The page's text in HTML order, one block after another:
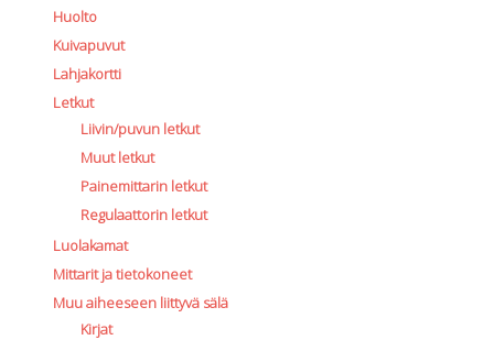
Huolto
Kuivapuvut
Lahjakortti
Letkut
Liivin/puvun letkut
Muut letkut
Painemittarin letkut
Regulaattorin letkut
Luolakamat
Mittarit ja tietokoneet
Muu aiheeseen liittyvä sälä
Kirjat